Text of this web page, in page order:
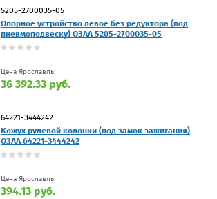
5205-2700035-05
Опорное устройство левое без редуктора (под
пневмоподвеску) ОЗАА 5205-2700035-05
Цена Ярославль:
36 392.33 руб.
64221-3444242
Кожух рулевой колонки (под замок зажигания)
ОЗАА 64221-3444242
Цена Ярославль:
394.13 руб.